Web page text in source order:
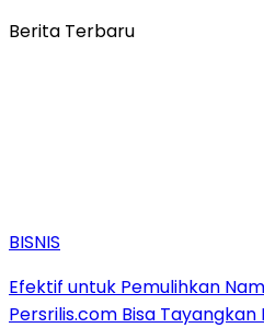
Berita Terbaru
BISNIS
Efektif untuk Pemulihkan
Persrilis.com Bisa Tayangkan